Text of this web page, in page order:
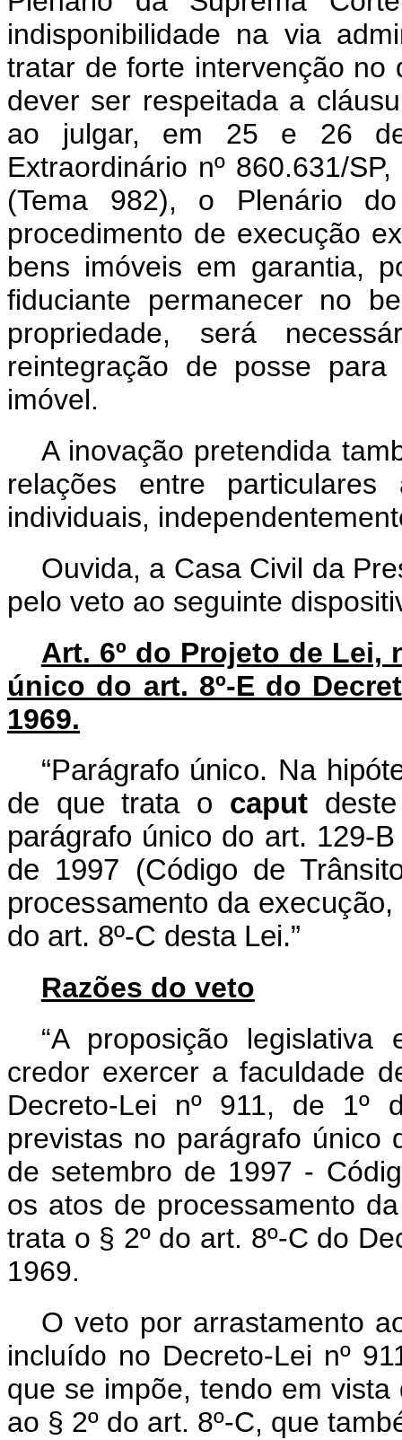
indisponibilidade na via
tratar de forte intervenção no
dever ser respeitada a
ao julgar, em 25 e 26
Extraordinário nº 860.631/
(Tema 982), o Plenário
procedimento de execução
bens imóveis em garantia,
fiduciante permanecer no
propriedade, será
reintegração de posse
imóvel.
A inovação pretendida
relações entre
individuais,
Ouvida, a Casa Civil da
pelo veto ao seguinte
Art. 6º do Projeto de Lei,
único do art. 8º-E do
1969.
“Parágrafo único. Na
de que trata o caputdeste
parágrafo único do art. 129-
de 1997 (Código de
processamento da
do art. 8º-C desta Lei.”
Razões do veto
“A proposição
credor exercer a faculdade
Decreto-Lei nº 911, de 1º
previstas no parágrafo único
de setembro de 1997 -
os atos de processamento
trata o § 2º do art. 8º-C do
1969.
O veto por arrastamento
incluído no Decreto-Lei nº
que se impõe, tendo em
ao § 2º do art. 8º-C, que